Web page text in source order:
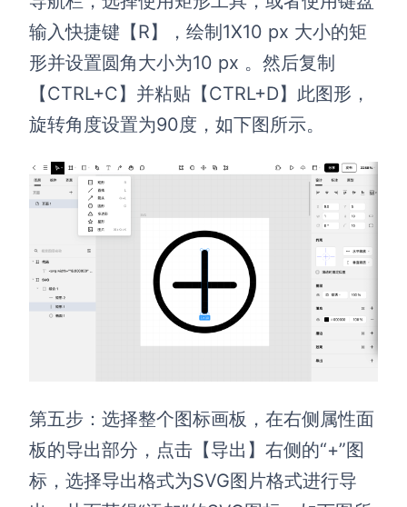
输入快捷键【R】，绘制1X10 px 大小的矩
形并设置圆角大小为10 px 。然后复制
【CTRL+C】并粘贴【CTRL+D】此图形，
旋转角度设置为90度，如下图所示。
第五步：选择整个图标画板，在右侧属性面
板的导出部分，点击【导出】右侧的“+”图
标，选择导出格式为SVG图片格式进行导